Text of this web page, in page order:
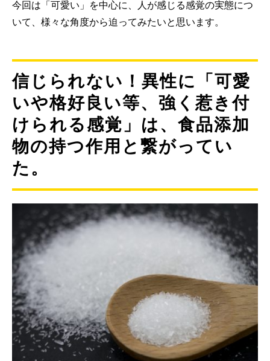
今回は「可愛い」を中心に、人が感じる感覚の実態につ
いて、様々な角度から迫ってみたいと思います。
信じられない！異性に「可愛
いや格好良い等、強く惹き付
けられる感覚」は、食品添加
物の持つ作用と繋がってい
た。